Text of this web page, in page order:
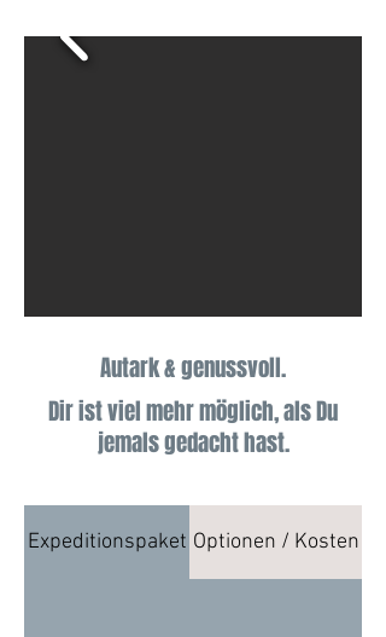
Autark & genussvoll.
Dir ist viel mehr möglich, als Du
jemals gedacht hast.
Expeditionspaket Optionen / Kosten